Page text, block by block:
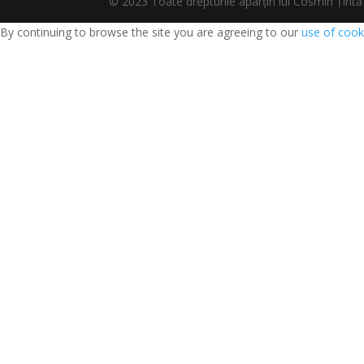
By continuing to browse the site you are agreeing to our use of